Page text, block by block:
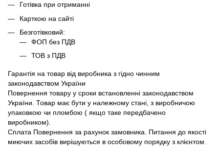
Готівка при отриманні
Карткою на сайті
Безготівковий:
ФОП без ПДВ
ТОВ з ПДВ
Гарантія на товар від виробника з гідно чинним
законодавством України
Повернення товару у сроки встановленні законодавством
України. Товар має бути у належному стані, з виробничою
упаковкою чи пломбою ( якщо таке передбачено
виробником).
Сплата Повернення за рахунок замовника. Питання до якості
миючих засобів вирішуються в особовому порядку з клієнтом.